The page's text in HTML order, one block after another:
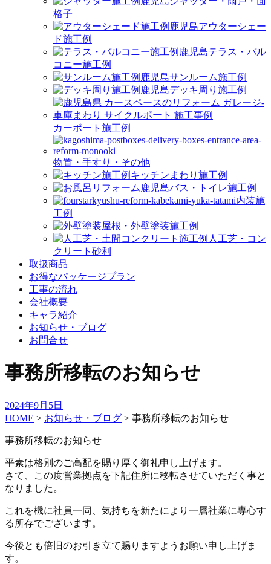
格子
アウターシェー
ド施工例
テラス・バル
コニー施工例
サンルーム施工例
デッキ周り施工例
カーポート施工例
物置・手すり・その他
キッチンまわり施工例
バス・トイレ施工例
内装施
工例
屋根・外壁塗装施工例
人工芝・コン
クリート砂利
取扱商品
お得なパッケージプラン
工事の流れ
会社概要
キャラ紹介
お知らせ・ブログ
お問合せ
事務所移転のお知らせ
2024年9月5日
HOME > お知らせ・ブログ > 事務所移転のお知らせ
事務所移転のお知らせ
平素は格別のご高配を賜り厚く御礼申し上げます。
さて、この度営業拠点を下記住所に移転させていただく事と
なりました。
これを機に社員一同、気持ちを新たにより一層社業に専心す
る所存でございます。
今後とも倍旧のお引き立て賜りますようお願い申し上げま
す。